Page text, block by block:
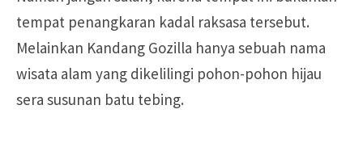
tempat penangkaran kadal raksasa tersebut.
Melainkan Kandang Gozilla hanya sebuah nama
wisata alam yang dikelilingi pohon-pohon hijau
sera susunan batu tebing.